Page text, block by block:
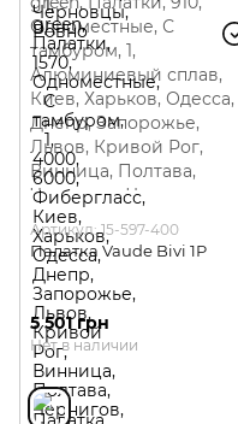
Артикул: 15-597-400
Палатка Vaude Bivi 1P
5 501 грн
Нет в наличии